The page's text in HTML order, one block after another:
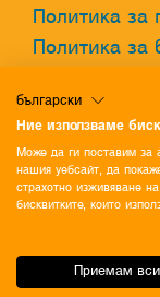
Политика за
Политика за
български
Ние използваме
Може да ги поставим за
нашия уебсайт, да
страхотно изживяване
бисквитките, които
Приемам